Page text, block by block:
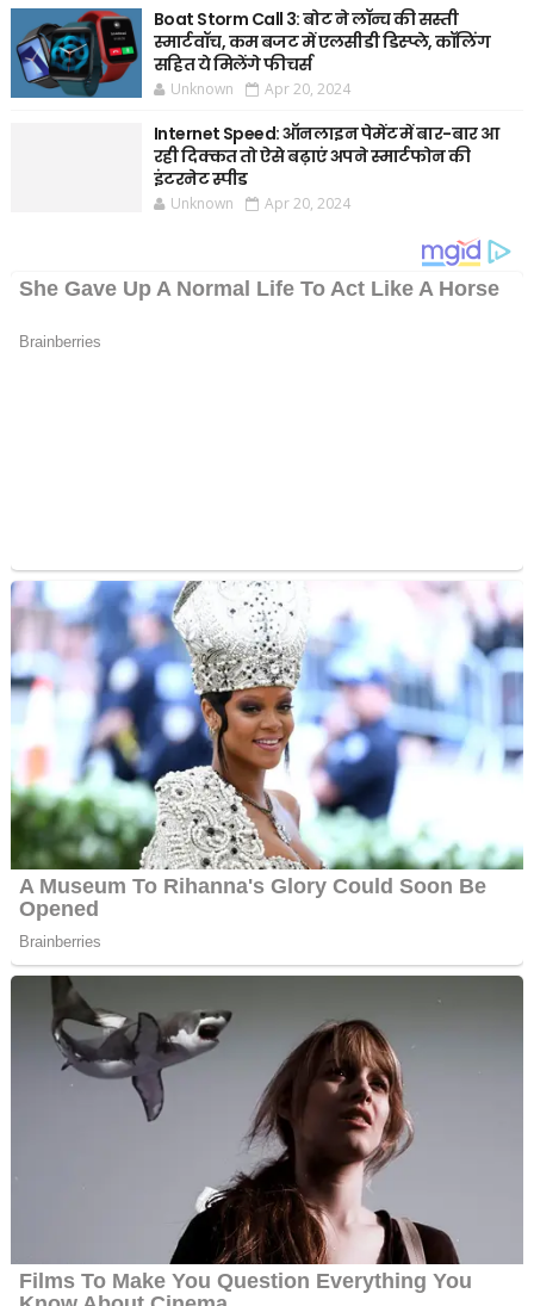
Boat Storm Call 3: बोट ने लॉन्च की सस्ती
स्मार्टवॉच, कम बजट में एलसीडी डिस्प्ले, कॉलिंग
सहित ये मिलेंगे फीचर्स
Unknown Apr 20, 2024
Internet Speed: ऑनलाइन पेमेंट में बार-बार आ
रही दिक्कत तो ऐसे बढ़ाएं अपने स्मार्टफोन की
इंटरनेट स्पीड
Unknown Apr 20, 2024